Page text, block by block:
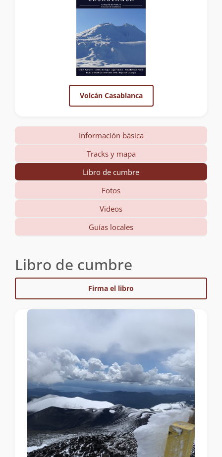
Volcán Casablanca
Información básica
Tracks y mapa
Libro de cumbre
Fotos
Videos
Guías locales
Libro de cumbre
Firma el libro